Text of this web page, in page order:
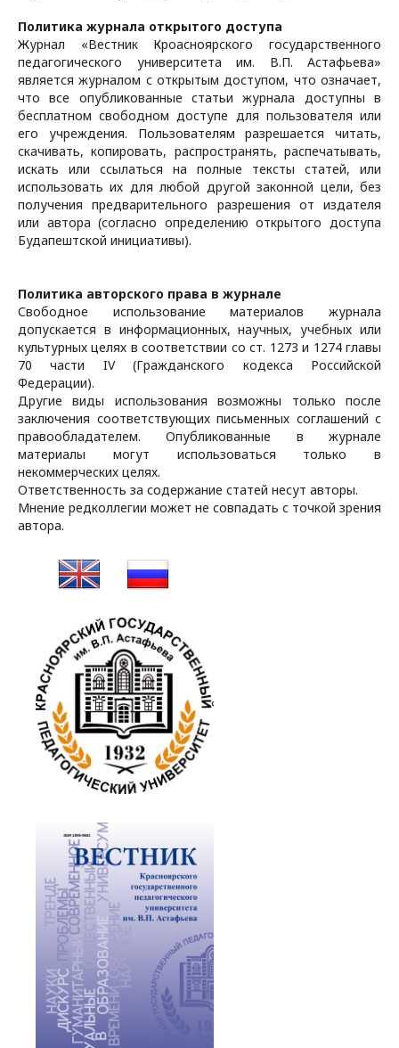
Политика журнала открытого доступа
Журнал «Вестник Кроасноярского государственного
педагогического университета им. В.П. Астафьева»
является журналом с открытым доступом, что означает,
что все опубликованные статьи журнала доступны в
бесплатном свободном доступе для пользователя или
его учреждения. Пользователям разрешается читать,
скачивать, копировать, распространять, распечатывать,
искать или ссылаться на полные тексты статей, или
использовать их для любой другой законной цели, без
получения предварительного разрешения от издателя
или автора (согласно определению открытого доступа
Будапештской инициативы).
Политика авторского права в журнале
Свободное использование материалов журнала
допускается в информационных, научных, учебных или
культурных целях в соответствии со ст. 1273 и 1274 главы
70 части IV (Гражданского кодекса Российской
Федерации).
Другие виды использования возможны только после
заключения соответствующих письменных соглашений с
правообладателем. Опубликованные в журнале
материалы могут использоваться только в
некоммерческих целях.
Ответственность за содержание статей несут авторы.
Мнение редколлегии может не совпадать с точкой зрения
автора.